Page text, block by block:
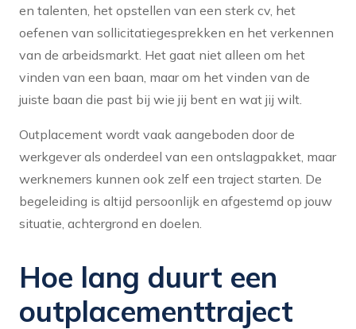
en talenten, het opstellen van een sterk cv, het
oefenen van sollicitatiegesprekken en het verkennen
van de arbeidsmarkt. Het gaat niet alleen om het
vinden van een baan, maar om het vinden van de
juiste baan die past bij wie jij bent en wat jij wilt.
Outplacement wordt vaak aangeboden door de
werkgever als onderdeel van een ontslagpakket, maar
werknemers kunnen ook zelf een traject starten. De
begeleiding is altijd persoonlijk en afgestemd op jouw
situatie, achtergrond en doelen.
Hoe lang duurt een
outplacementtraject